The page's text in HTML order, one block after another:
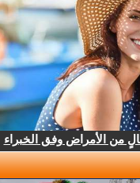
من الأمراض وفق الخبراء